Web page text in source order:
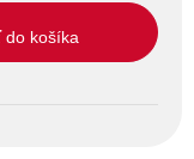
do košíka